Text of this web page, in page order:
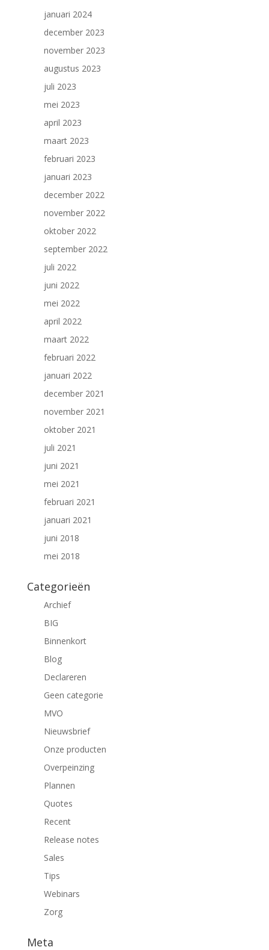
januari 2024
december 2023
november 2023
augustus 2023
juli 2023
mei 2023
april 2023
maart 2023
februari 2023
januari 2023
december 2022
november 2022
oktober 2022
september 2022
juli 2022
juni 2022
mei 2022
april 2022
maart 2022
februari 2022
januari 2022
december 2021
november 2021
oktober 2021
juli 2021
juni 2021
mei 2021
februari 2021
januari 2021
juni 2018
mei 2018
Categorieën
Archief
BIG
Binnenkort
Blog
Declareren
Geen categorie
MVO
Nieuwsbrief
Onze producten
Overpeinzing
Plannen
Quotes
Recent
Release notes
Sales
Tips
Webinars
Zorg
Meta